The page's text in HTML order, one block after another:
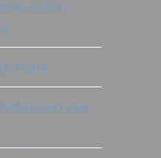
colori
Paint
per